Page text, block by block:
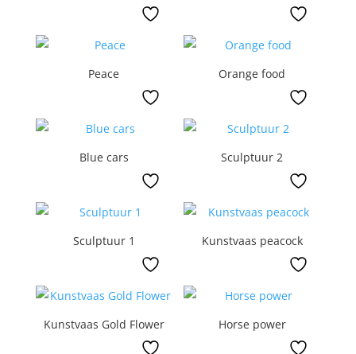
Peace Orange food
Blue cars Sculptuur 2
Sculptuur 1 Kunstvaas peacock
Kunstvaas Gold Flower Horse power